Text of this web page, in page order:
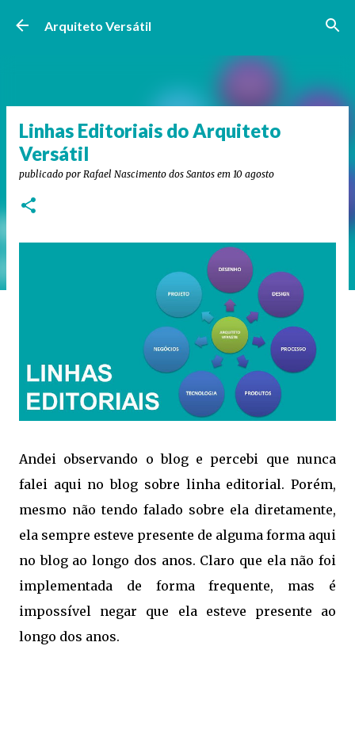
Pular para o conteúdo principal
Arquiteto Versátil
Linhas Editoriais do Arquiteto
Versátil
publicado por Rafael Nascimento dos Santos em 10 agosto
Andei observando o blog e percebi que nunca
falei aqui no blog sobre linha editorial. Porém,
mesmo não tendo falado sobre ela diretamente,
ela sempre esteve presente de alguma forma aqui
no blog ao longo dos anos. Claro que ela não foi
implementada de forma frequente, mas é
impossível negar que ela esteve presente ao
longo dos anos.